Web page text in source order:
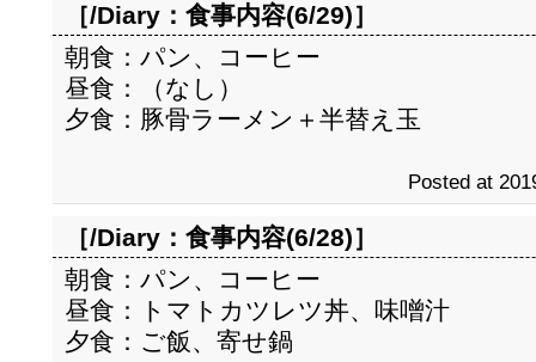
［/Diary： 食事内容(6/29)］
朝食：パン、コーヒー
昼食：（なし）
夕食：豚骨ラーメン＋半替え玉
Posted at
［/Diary： 食事内容(6/28)］
朝食：パン、コーヒー
昼食：トマトカツレツ丼、味噌汁
夕食：ご飯、寄せ鍋